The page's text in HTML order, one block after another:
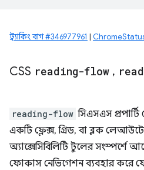
ট্র্যাকিং বাগ #346977961 |
CSS reading-flow ,
reading-flow সিএসএস প্রপার্টি
একটি ফ্লেক্স, গ্রিড, বা ব্লক
অ্যাক্সেসিবিলিটি টুলের সংস্পর্শে
ফোকাস নেভিগেশন ব্যবহার করে